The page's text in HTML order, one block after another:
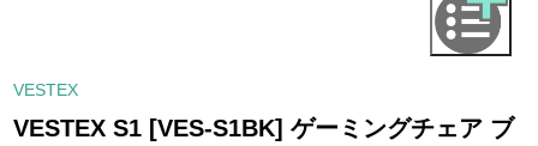
VESTEX
VESTEX S1 [VES-S1BK] ゲーミングチェア ブ